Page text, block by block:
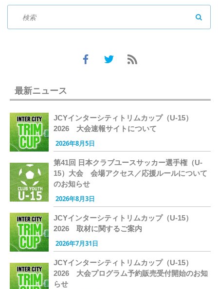
最新ニュース
JCYインターシティトリムカップ（U-15）
2026 大会速報サイトについて
2026年8月5日
第41回 日本クラブユースサッカー選手権（U-
15）大会 会場アクセス／応援ルールについて
のお知らせ
2026年8月3日
JCYインターシティトリムカップ（U-15）
2026 取材に関するご案内
2026年7月31日
JCYインターシティトリムカップ（U-15）
2026 大会プログラム予約販売受付開始のお知
らせ